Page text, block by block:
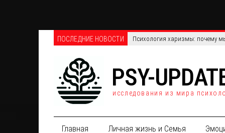
ПОСЛЕДНИЕ НОВОСТИ Психология харизмы: почему
PSY-
исследования из мира
Главная Личная жизнь и Семья